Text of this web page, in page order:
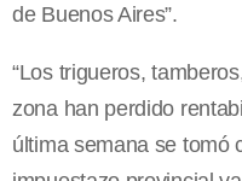
de Buenos Aires”.
“Los trigueros,
zona han perdido
última semana se tomó